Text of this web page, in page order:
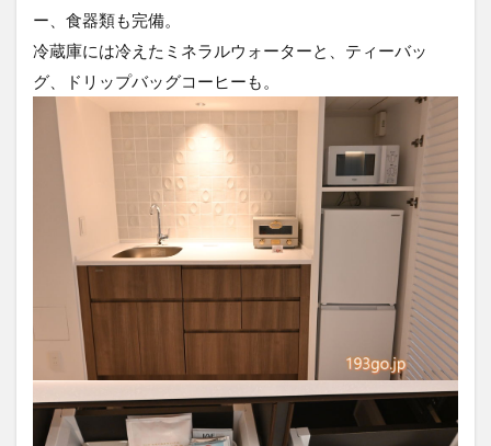
ー、食器類も完備。
冷蔵庫には冷えたミネラルウォーターと、ティーバッ
グ、ドリップバッグコーヒーも。